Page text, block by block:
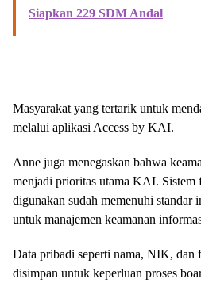
Siapkan 229 SDM Andal
Masyarakat yang tertarik untuk
melalui aplikasi Access by KAI.
Anne juga menegaskan bahwa
menjadi prioritas utama KAI. Sistem
digunakan sudah memenuhi standar
untuk manajemen keamanan
Data pribadi seperti nama, NIK, dan
disimpan untuk keperluan proses